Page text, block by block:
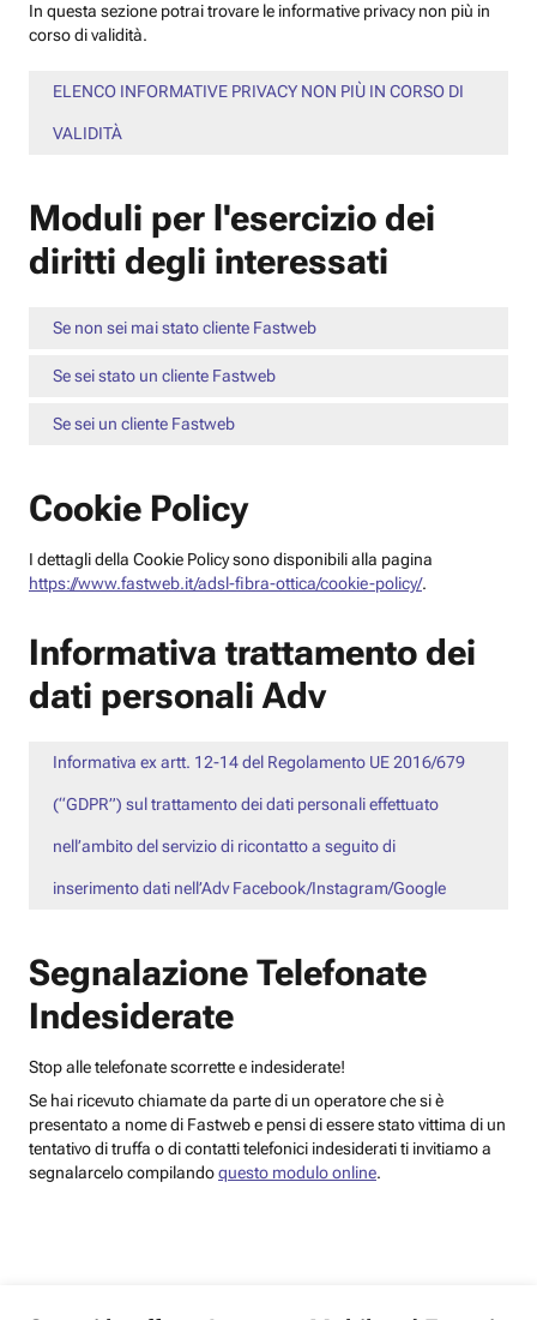
In questa sezione potrai trovare le informative privacy non più in
corso di validità.
ELENCO INFORMATIVE PRIVACY NON PIÙ IN CORSO DI
VALIDITÀ
Moduli per l'esercizio dei
diritti degli interessati
Se non sei mai stato cliente Fastweb
Se sei stato un cliente Fastweb
Se sei un cliente Fastweb
Cookie Policy
I dettagli della Cookie Policy sono disponibili alla pagina
https://www.fastweb.it/adsl-fibra-ottica/cookie-policy/.
Informativa trattamento dei
dati personali Adv
Informativa ex artt. 12-14 del Regolamento UE 2016/679
(“GDPR”) sul trattamento dei dati personali effettuato
nell’ambito del servizio di ricontatto a seguito di
inserimento dati nell’Adv Facebook/Instagram/Google
Segnalazione Telefonate
Indesiderate
Stop alle telefonate scorrette e indesiderate!
Se hai ricevuto chiamate da parte di un operatore che si è
presentato a nome di Fastweb e pensi di essere stato vittima di un
tentativo di truffa o di contatti telefonici indesiderati ti invitiamo a
segnalarcelo compilandoquesto modulo online.